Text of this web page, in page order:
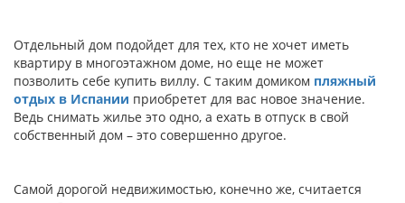
Отдельный дом подойдет для тех, кто не хочет иметь
квартиру в многоэтажном доме, но еще не может
позволить себе купить виллу. С таким домиком пляжный
отдых в Испании приобретет для вас новое значение.
Ведь снимать жилье это одно, а ехать в отпуск в свой
собственный дом – это совершенно другое.
Самой дорогой недвижимостью, конечно же, считается